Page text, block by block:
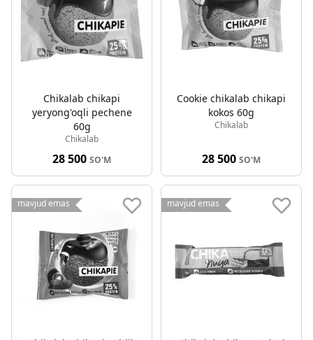
Chikalab chikapi
yeryong'oqli pechene
60g
Chikalab
28 500 SO'M
Cookie chikalab chikapi
kokos 60g
Chikalab
28 500 SO'M
mavjud emas mavjud emas